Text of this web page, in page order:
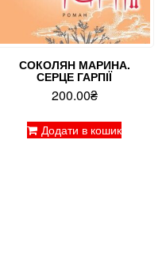
СОКОЛЯН МАРИНА.
СЕРЦЕ ГАРПІЇ
200.00₴
Додати в кошик